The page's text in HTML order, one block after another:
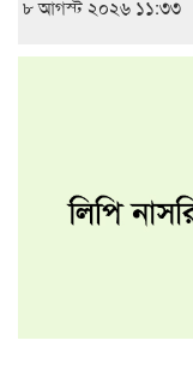
৮ আগস্ট ২০২৬ ১১:৩৩